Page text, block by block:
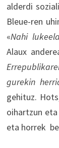
alderdi
Bleue-ren
«Nahi
Alaux
gurekin
gehituz.
oihartzun
eta horrek